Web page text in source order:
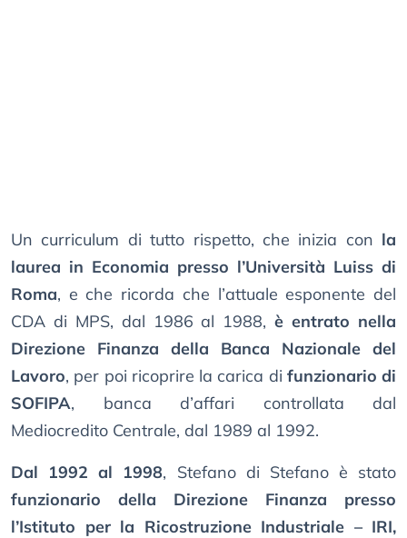
Un curriculum di tutto rispetto, che inizia con la
laurea in Economia presso l’Università Luiss di
Roma, e che ricorda che l’attuale esponente del
CDA di MPS, dal 1986 al 1988,è entrato nella
Direzione Finanza della Banca Nazionale del
Lavoro, per poi ricoprire la carica di funzionario di
SOFIPA, banca d’affari controllata dal
Mediocredito Centrale, dal 1989 al 1992.
Dal 1992 al 1998, Stefano di Stefano è stato
funzionario della Direzione Finanza presso
l’Istituto per la Ricostruzione Industriale – IRI,